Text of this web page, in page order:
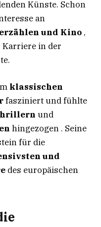
Künste. Schon
an
und Kino ,
in der
klassischen
fasziniert und fühlte
und
hingezogen . Seine
für die
und
des europäischen